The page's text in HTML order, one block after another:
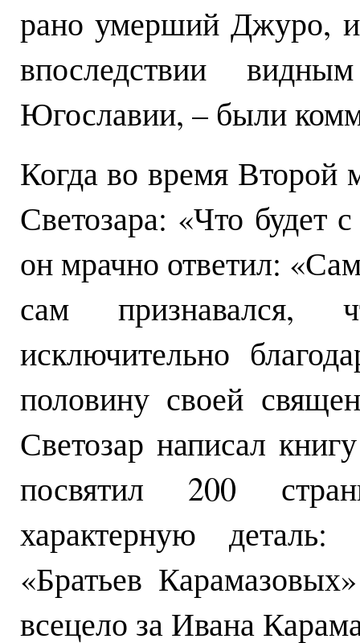
рано умерший Джуро,
впоследствии
Югославии, – были
Когда во время Второй
Светозара: «Что будет
он мрачно ответил:
сам признавался,
исключительно
половину своей
Светозар написал
посвятил 200
характерную
«Братьев
всецело за Ивана